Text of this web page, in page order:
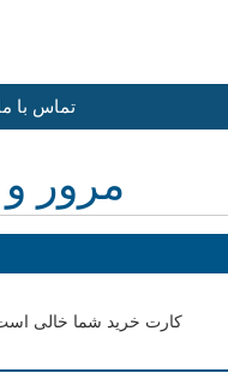
تماس با
مرور
کارت خرید شما خالی